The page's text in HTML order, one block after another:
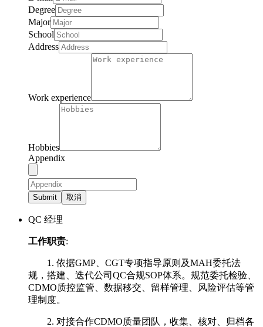
Degree
Major
School
Address
Work experience
Hobbies
Appendix
Submit 取消
QC 经理
工作职责:
1. 依据GMP、CGT专项指导原则及MAH委托法
规，搭建、迭代公司QC合规SOP体系。规范委托检验、
CDMO质控监管、数据移交、留样管理、风险评估等管
理制度。
2. 对接合作CDMO质量团队，收集、核对、归档各